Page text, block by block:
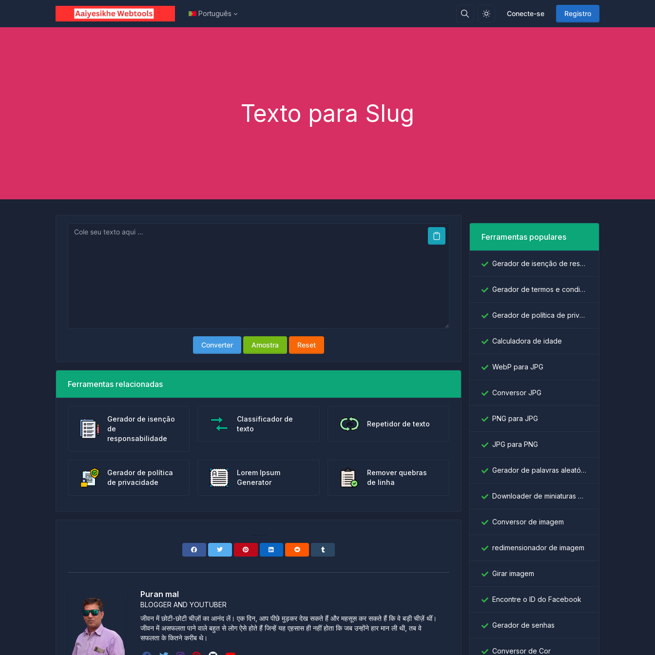
Conecte-se Registro
Português
Texto para Slug
Converter Amostra Reset
Ferramentas relacionadas
Gerador de isenção
de
responsabilidade
Classificador de
texto
Repetidor de texto
Gerador de política
de privacidade
Lorem Ipsum
Generator
Remover quebras
de linha
Puran mal
BLOGGER AND YOUTUBER
जीवन में छोटी-छोटी चीज़ों का आनंद लें। एक दिन, आप पीछे मुड़कर देख सकते हैं और महसूस कर सकते हैं कि वे बड़ी चीज़ें थीं।
जीवन में असफलता पाने वाले बहुत से लोग ऐसे होते हैं जिन्हें यह एहसास ही नहीं होता कि जब उन्होंने हार मान ली थी, तब वे
सफलता के कितने करीब थे।
Ferramentas populares
Gerador de isenção de responsabilidade
Gerador de termos e condições
Gerador de política de privacidade
Calculadora de idade
WebP para JPG
Conversor JPG
PNG para JPG
JPG para PNG
Gerador de palavras aleatórias
Downloader de miniaturas do YouTube
Conversor de imagem
redimensionador de imagem
Girar imagem
Encontre o ID do Facebook
Gerador de senhas
Conversor de Cor